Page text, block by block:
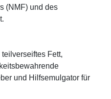
(NMF) und des
Fett,
und Hilfsemulgator für